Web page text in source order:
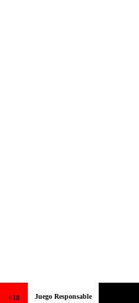
+18 Juego Responsable